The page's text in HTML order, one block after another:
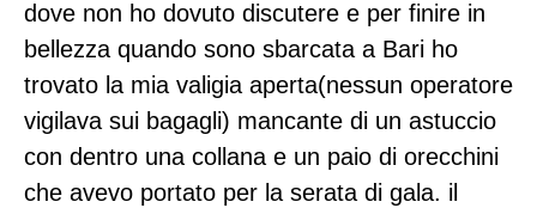
dove non ho dovuto discutere e per finire in
bellezza quando sono sbarcata a Bari ho
trovato la mia valigia aperta(nessun operatore
vigilava sui bagagli) mancante di un astuccio
con dentro una collana e un paio di orecchini
che avevo portato per la serata di gala. il